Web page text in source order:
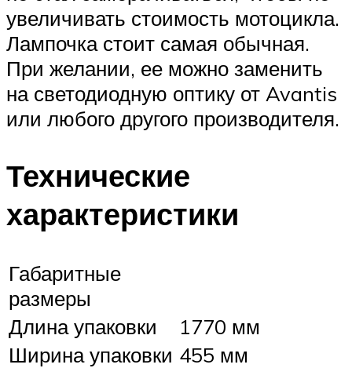
увеличивать стоимость мотоцикла.
Лампочка стоит самая обычная.
При желании, ее можно заменить
на светодиодную оптику от Avantis
или любого другого производителя.
Технические
характеристики
Габаритные
размеры
Длина упаковки
1770 мм
Ширина упаковки 455 мм